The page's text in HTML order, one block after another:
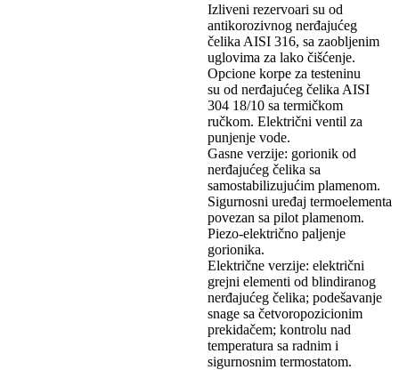
Izliveni rezervoari su od
antikorozivnog nerđajućeg
čelika AISI 316, sa zaobljenim
uglovima za lako čišćenje.
Opcione korpe za testeninu
su od nerđajućeg čelika AISI
304 18/10 sa termičkom
ručkom. Električni ventil za
punjenje vode.
Gasne verzije: gorionik od
nerđajućeg čelika sa
samostabilizujućim plamenom.
Sigurnosni uređaj termoelementa
povezan sa pilot plamenom.
Piezo-električno paljenje
gorionika.
Električne verzije: električni
grejni elementi od blindiranog
nerđajućeg čelika; podešavanje
snage sa četvoropozicionim
prekidačem; kontrolu nad
temperatura sa radnim i
sigurnosnim termostatom.